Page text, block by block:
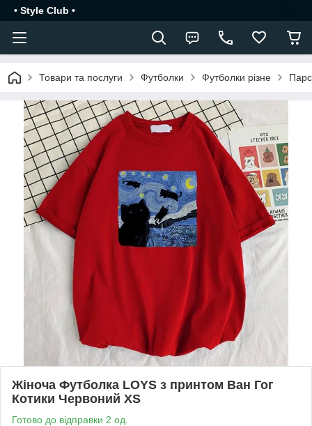
• Style Club •
Товари та послуги Футболки Футболки різне
Жіноча Футболка LOYS з принтом Ван Гог
Котики Червоний XS
Готово до відправки 2 од.